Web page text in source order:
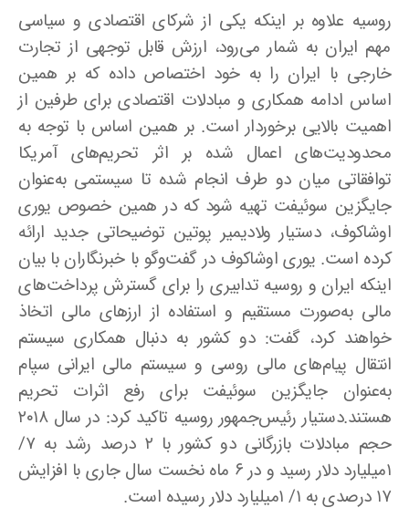
روسیه علاوه بر اینکه یکی از شرکای اقتصادی و سیاسی
مهم ایران به شمار می‌رود، ارزش قابل توجهی از تجارت
خارجی با ایران را به خود اختصاص داده که بر همین
اساس ادامه همکاری و مبادلات اقتصادی برای طرفین از
اهمیت بالایی برخوردار است. بر همین اساس با توجه به
محدودیت‌های اعمال شده بر اثر تحریم‌های آمریکا
توافقاتی میان دو طرف انجام شده تا سیستمی به‌عنوان
جایگزین سوئیفت تهیه شود که در همین خصوص یوری
اوشاکوف، دستیار ولادیمیر پوتین توضیحاتی جدید ارائه
کرده است. یوری اوشاکوف در گفت‌وگو با خبرنگاران با بیان
اینکه ایران و روسیه تدابیری را برای گسترش پرداخت‌های
مالی به‌صورت مستقیم و استفاده از ارزهای مالی اتخاذ
خواهند کرد، گفت: دو کشور به دنبال همکاری سیستم
انتقال پیام‌های مالی روسی و سیستم مالی ایرانی سپام
به‌عنوان جایگزین سوئیفت برای رفع اثرات تحریم
هستند.دستیار رئیس‌جمهور روسیه تاکید کرد: در سال ۲۰۱۸
حجم مبادلات بازرگانی دو کشور با ۲ درصد رشد به ۷/
۱میلیارد دلار رسید و در ۶ ماه نخست سال جاری با افزایش
۱۷ درصدی به ۱/ ۱میلیارد دلار رسیده است.